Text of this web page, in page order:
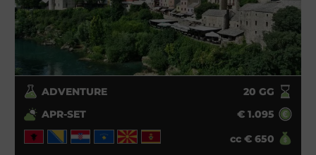
ADVENTURE 20 GG
APR-SET
€ 1.095
cc € 650